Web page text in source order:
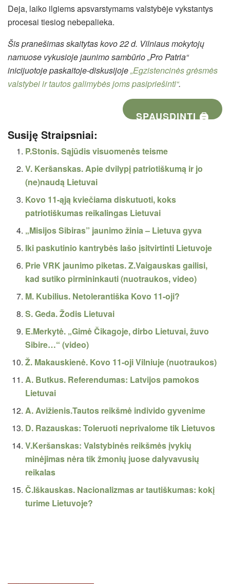
Deja, laiko ilgiems apsvarstymams valstybėje vykstantys
procesai tiesiog nebepalieka.
Šis pranešimas skaitytas kovo 22 d. Vilniaus mokytojų
namuose vykusioje jaunimo sambūrio „Pro Patria“
inicijuotoje paskaitoje-diskusijoje„Egzistencinės grėsmės
valstybei ir tautos galimybės joms pasipriešinti“.
SPAUSDINTI 🖨
Susiję Straipsniai:
P.Stonis. Sąjūdis visuomenės teisme
V. Keršanskas. Apie dvilypį patriotiškumą ir jo
(ne)naudą Lietuvai
Kovo 11-ąją kviečiama diskutuoti, koks
patriotiškumas reikalingas Lietuvai
„Misijos Sibiras” jaunimo žinia – Lietuva gyva
Iki paskutinio kantrybės lašo įsitvirtinti Lietuvoje
Prie VRK jaunimo piketas. Z.Vaigauskas gailisi,
kad sutiko pirmininkauti (nuotraukos, video)
M. Kubilius. Netolerantiška Kovo 11-oji?
S. Geda. Žodis Lietuvai
E.Merkytė. „Gimė Čikagoje, dirbo Lietuvai, žuvo
Sibire…“ (video)
Ž. Makauskienė. Kovo 11-oji Vilniuje (nuotraukos)
A. Butkus. Referendumas: Latvijos pamokos
Lietuvai
A. Avižienis.Tautos reikšmė individo gyvenime
D. Razauskas: Toleruoti neprivalome tik Lietuvos
V.Keršanskas: Valstybinės reikšmės įvykių
minėjimas nėra tik žmonių juose dalyvavusių
reikalas
Č.Iškauskas. Nacionalizmas ar tautiškumas: kokį
turime Lietuvoje?